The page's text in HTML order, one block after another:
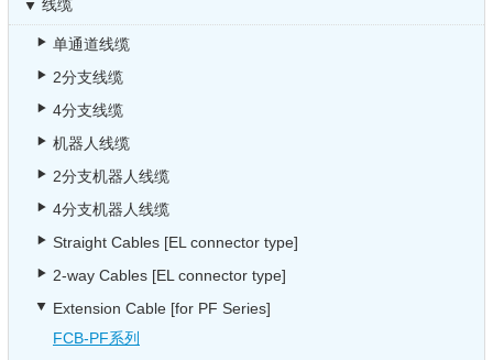
线缆
单通道线缆
2分支线缆
4分支线缆
机器人线缆
2分支机器人线缆
4分支机器人线缆
Straight Cables [EL connector type]
2-way Cables [EL connector type]
Extension Cable [for PF Series]
FCB-PF系列